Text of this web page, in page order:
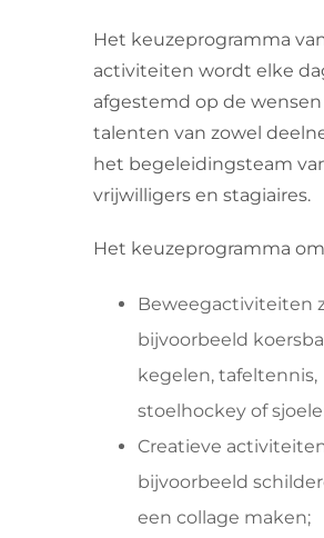
Het keuzeprogramma
activiteiten wordt elke
afgestemd op de
talenten van zowel
het begeleidingsteam
vrijwilligers en stagiaires.
Het keuzeprogramma
Beweegactiviteiten
bijvoorbeeld
kegelen, tafeltennis,
stoelhockey of
Creatieve
bijvoorbeeld
een collage maken;